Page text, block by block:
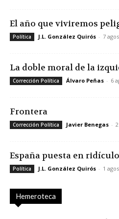
El año que viviremos
Política J.L. González Quirós - 7
La doble moral de la
Corrección Política Álvaro Peñas - 6
Frontera
Corrección Política Javier Benegas -
España puesta en ridículo
Política J.L. González Quirós - 1
Hemeroteca